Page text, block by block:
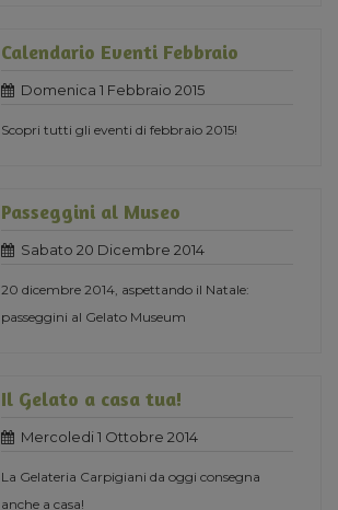
Calendario Eventi Febbraio
Domenica 1 Febbraio 2015
Scopri tutti gli eventi di febbraio 2015!
Passeggini al Museo
Sabato 20 Dicembre 2014
20 dicembre 2014, aspettando il Natale:
passeggini al Gelato Museum
Il Gelato a casa tua!
Mercoledi 1 Ottobre 2014
La Gelateria Carpigiani da oggi consegna
anche a casa!